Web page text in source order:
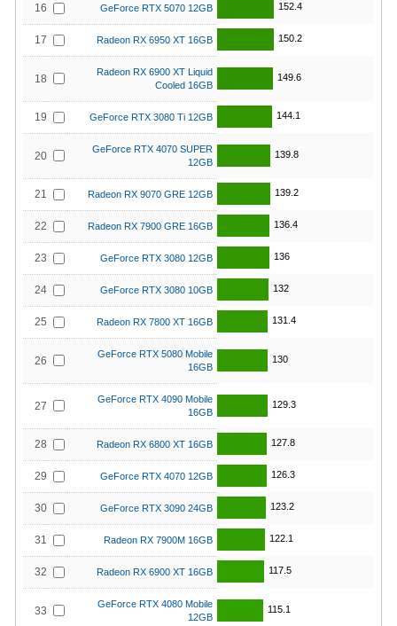
16 GeForce RTX 5070 12GB 152.4
17 Radeon RX 6950 XT 16GB 150.2
18
Radeon RX 6900 XT Liquid
Cooled 16GB
149.6
19 GeForce RTX 3080 Ti 12GB 144.1
20
GeForce RTX 4070 SUPER
12GB
139.8
21 Radeon RX 9070 GRE 12GB 139.2
22 Radeon RX 7900 GRE 16GB 136.4
23 GeForce RTX 3080 12GB 136
24 GeForce RTX 3080 10GB 132
25 Radeon RX 7800 XT 16GB 131.4
26
GeForce RTX 5080 Mobile
16GB
130
27
GeForce RTX 4090 Mobile
16GB
129.3
28 Radeon RX 6800 XT 16GB 127.8
29 GeForce RTX 4070 12GB 126.3
30 GeForce RTX 3090 24GB 123.2
31 Radeon RX 7900M 16GB 122.1
32 Radeon RX 6900 XT 16GB 117.5
33
GeForce RTX 4080 Mobile
12GB
115.1